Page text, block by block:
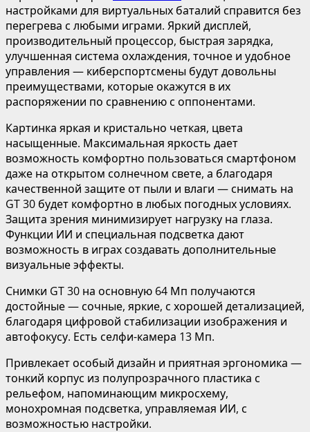
настройками для виртуальных баталий справится без
перегрева с любыми играми. Яркий дисплей,
производительный процессор, быстрая зарядка,
улучшенная система охлаждения, точное и удобное
управления — киберспортсмены будут довольны
преимуществами, которые окажутся в их
распоряжении по сравнению с оппонентами.
Картинка яркая и кристально четкая, цвета
насыщенные. Максимальная яркость дает
возможность комфортно пользоваться смартфоном
даже на открытом солнечном свете, а благодаря
качественной защите от пыли и влаги — снимать на
GT 30 будет комфортно в любых погодных условиях.
Защита зрения минимизирует нагрузку на глаза.
Функции ИИ и специальная подсветка дают
возможность в играх создавать дополнительные
визуальные эффекты.
Снимки GT 30 на основную 64 Мп получаются
достойные — сочные, яркие, с хорошей детализацией,
благодаря цифровой стабилизации изображения и
автофокусу. Есть селфи-камера 13 Мп.
Привлекает особый дизайн и приятная эргономика —
тонкий корпус из полупрозрачного пластика с
рельефом, напоминающим микросхему,
монохромная подсветка, управляемая ИИ, с
возможностью настройки.